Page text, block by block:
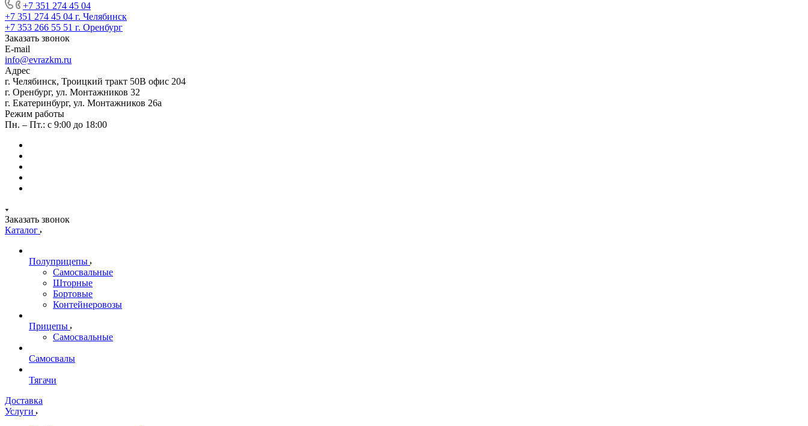
+7 351 274 45 04
+7 351 274 45 04 г. Челябинск
+7 353 266 55 51 г. Оренбург
Заказать звонок
E-mail
info@evrazkm.ru
Адрес
г. Челябинск, Троицкий тракт 50В офис 204
г. Оренбург, ул. Монтажников 32
г. Екатеринбург, ул. Монтажников 26а
Режим работы
Пн. – Пт.: с 9:00 до 18:00
Заказать звонок
Каталог
Полуприцепы
Самосвальные
Шторные
Бортовые
Контейнеровозы
Прицепы
Самосвальные
Самосвалы
Тягачи
Доставка
Услуги